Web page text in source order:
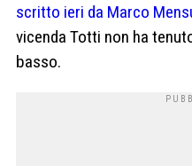
scritto ieri da Marco
vicenda Totti non ha
basso.